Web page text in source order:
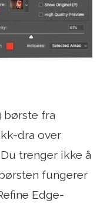
børste fra
dra over
trenger ikke å
fungerer
Edge-